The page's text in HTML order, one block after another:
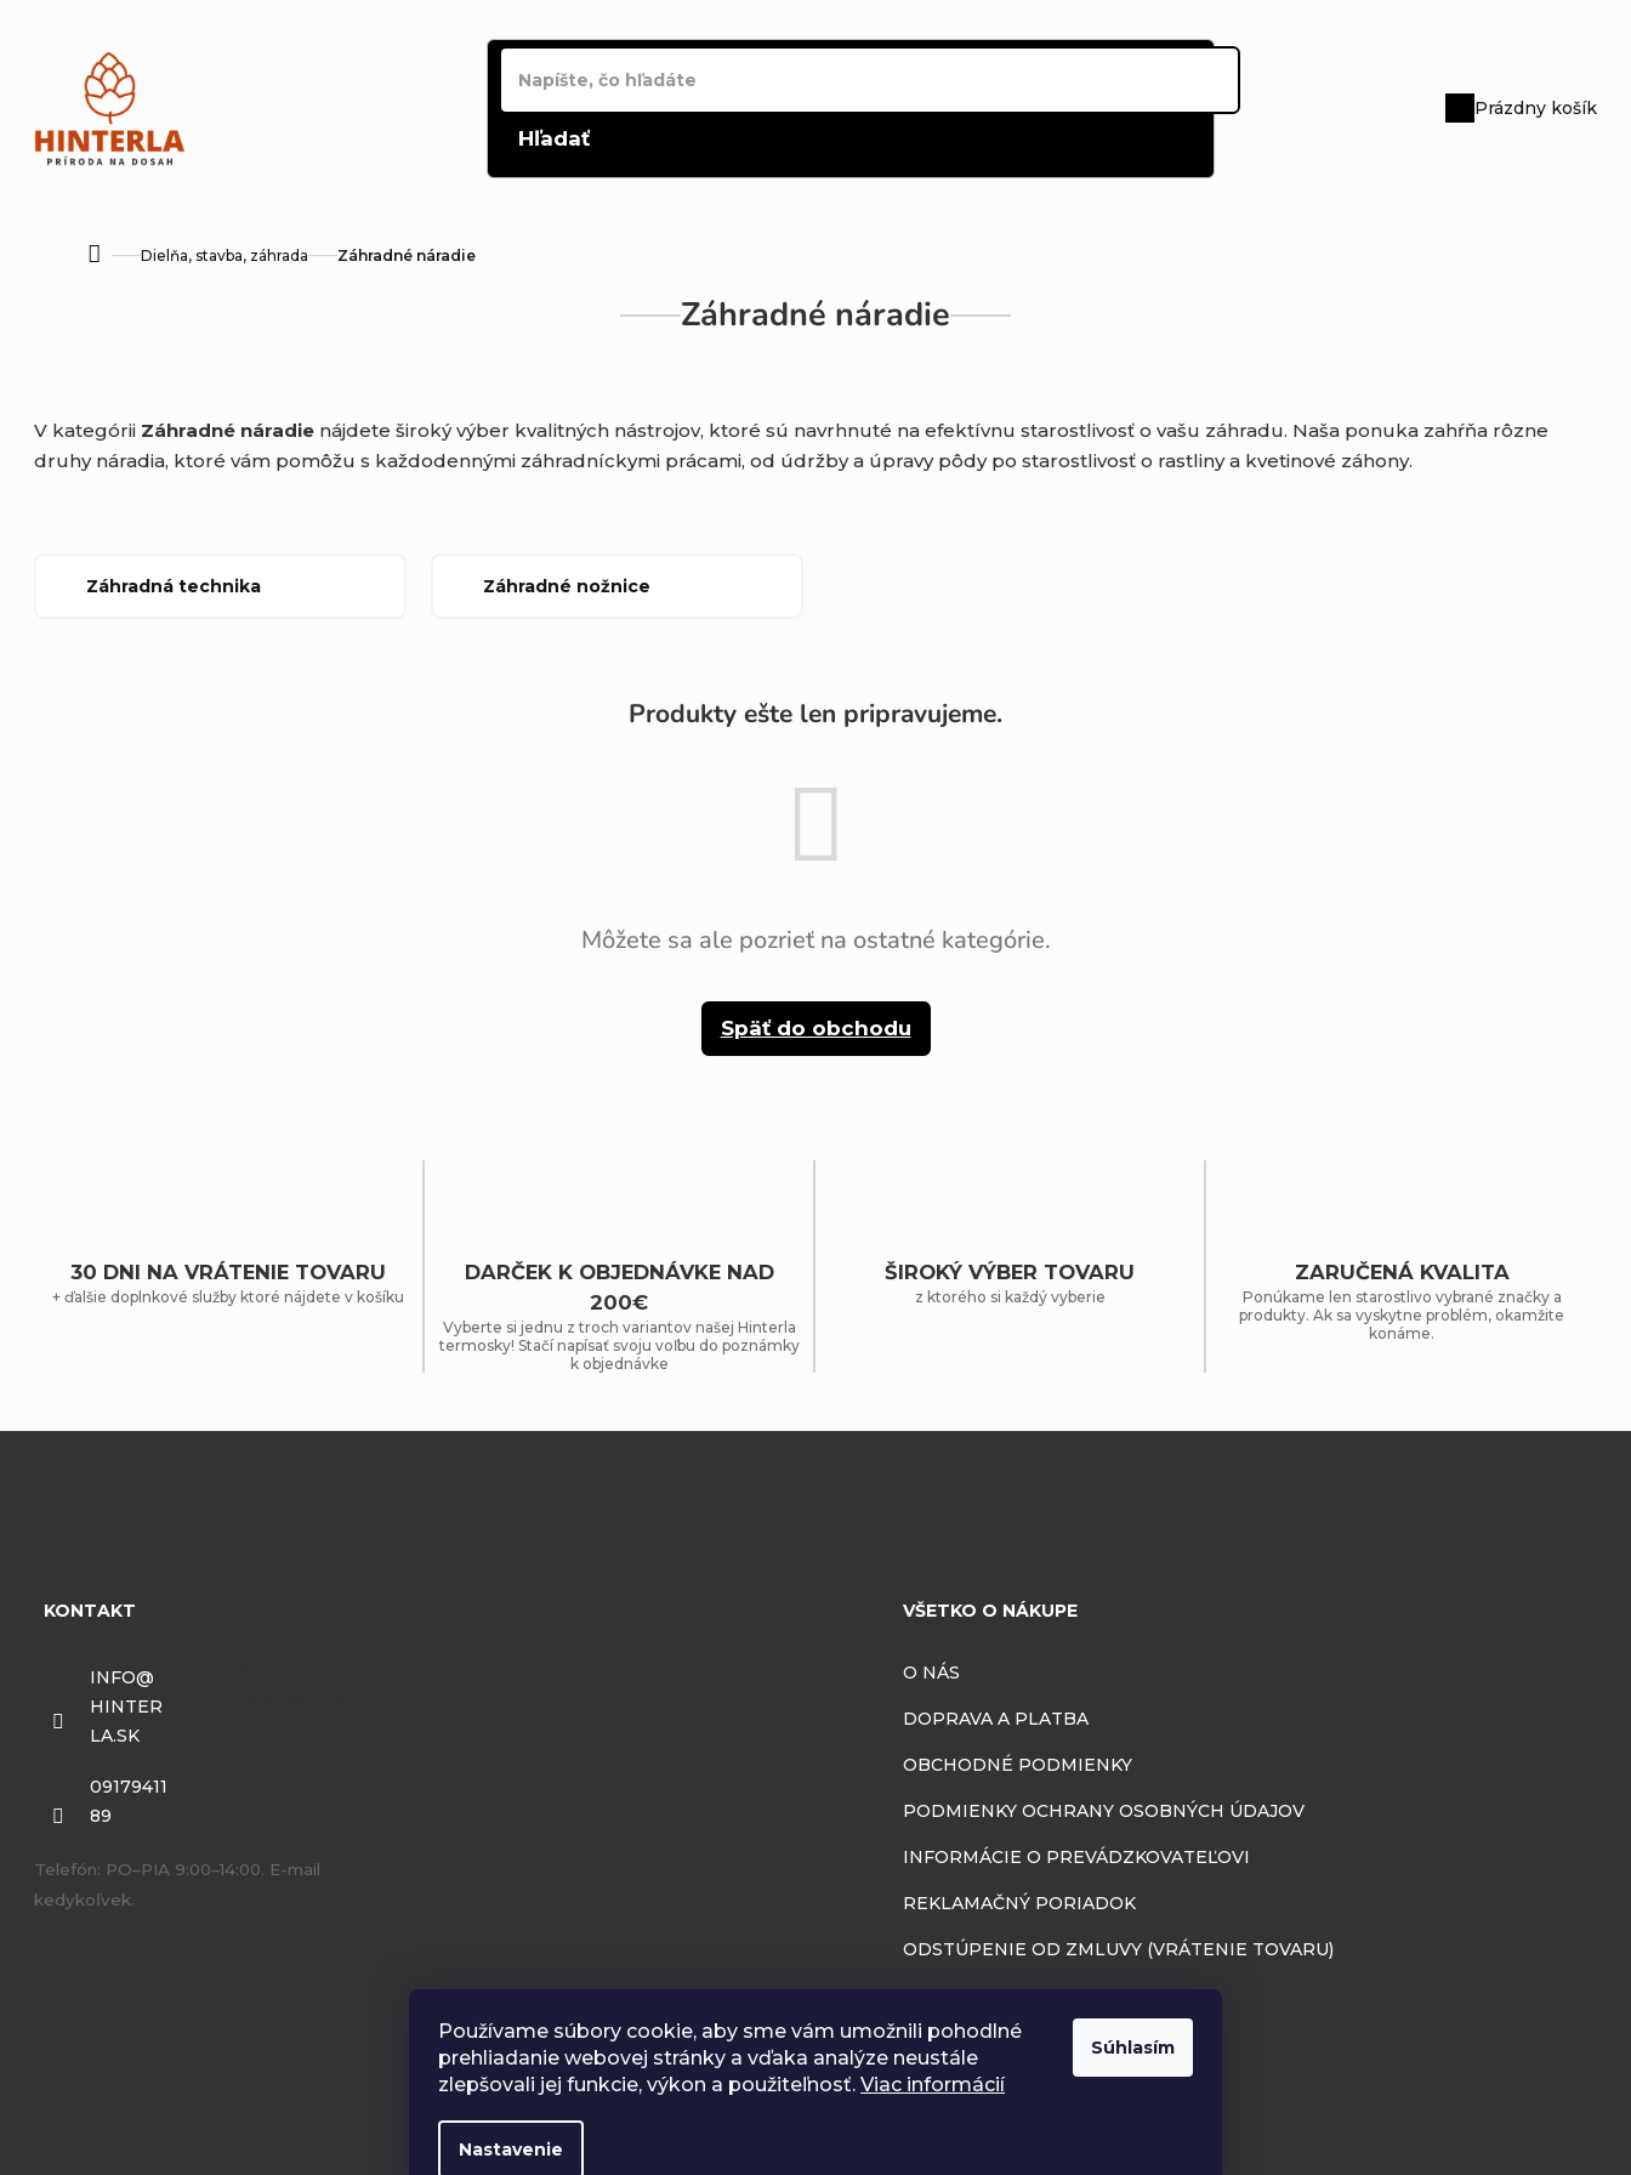
Používame súbory cookie, aby sme vám umožnili pohodlné
prehliadanie webovej stránky a vďaka analýze neustále
zlepšovali jej funkcie, výkon a použiteľnosť. Viac informácií
Nastavenie
Súhlasím
Hľadať
Nákupný
Prázdny košík
DomovDielňa, stavba, záhrada Záhradné náradie
Záhradné náradie
V kategórii Záhradné náradie nájdete široký výber kvalitných nástrojov, ktoré sú navrhnuté na efektívnu starostlivosť o vašu záhradu. Naša ponuka zahŕňa rôzne
druhy náradia, ktoré vám pomôžu s každodennými záhradníckymi prácami, od údržby a úpravy pôdy po starostlivosť o rastliny a kvetinové záhony.
Záhradná technika Záhradné nožnice
Produkty ešte len pripravujeme.
Môžete sa ale pozrieť na ostatné kategórie.
Späť do obchodu
30 DNI NA VRÁTENIE TOVARU
+ ďalšie doplnkové služby ktoré nájdete v košíku
DARČEK K OBJEDNÁVKE NAD
200€
Vyberte si jednu z troch variantov našej Hinterla
termosky! Stačí napísať svoju voľbu do poznámky
k objednávke
ŠIROKÝ VÝBER TOVARU
z ktorého si každý vyberie
ZARUČENÁ KVALITA
Ponúkame len starostlivo vybrané značky a
produkty. Ak sa vyskytne problém, okamžite
konáme.
KONTAKT
INFO@
HINTER
LA.SK
09179411
89
Telefón: PO–PIA 9:00–14:00. E-mail
kedykoľvek.
VŠETKO O NÁKUPE
O NÁS
DOPRAVA A PLATBA
OBCHODNÉ PODMIENKY
PODMIENKY OCHRANY OSOBNÝCH ÚDAJOV
INFORMÁCIE O PREVÁDZKOVATEĽOVI
REKLAMAČNÝ PORIADOK
ODSTÚPENIE OD ZMLUVY (VRÁTENIE TOVARU)
RÔZNA GALÉRIA